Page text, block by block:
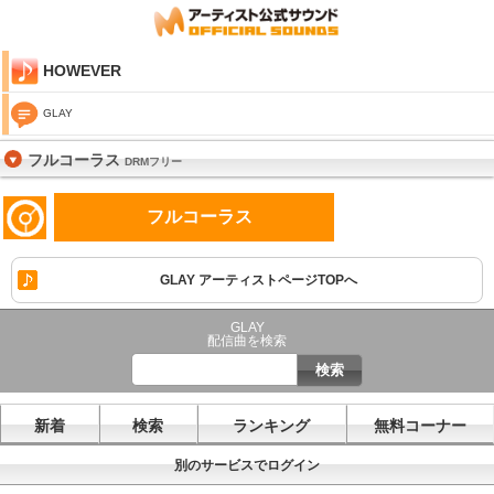
HOWEVER
GLAY
フルコーラスDRMフリー
フルコーラス
GLAY アーティストページTOPへ
GLAY
配信曲を検索
新着 検索 ランキング 無料コーナー
別のサービスでログイン